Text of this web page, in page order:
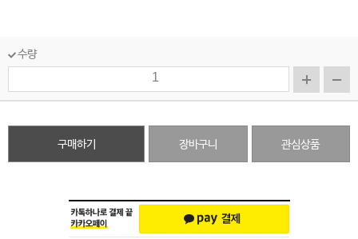
수량
구매하기 장바구니 관심상품